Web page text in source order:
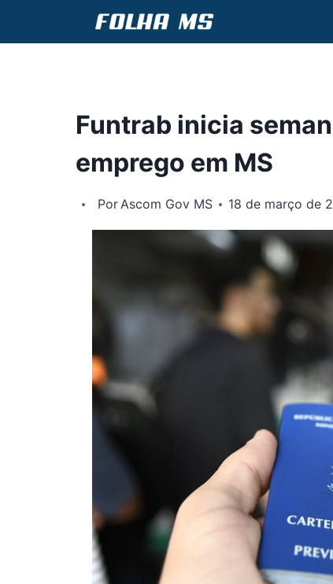
Funtrab inicia
emprego em MS
PorAscom Gov MS 18 de março de